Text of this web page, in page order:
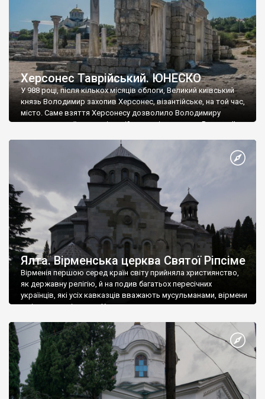
Херсонес Таврійський. ЮНЕСКО
У 988 році, після кількох місяців облоги, Великий київський
князь Володимир захопив Херсонес, візантійське, на той час,
місто. Саме взяття Херсонесу дозволило Володимиру
диктувати свої умови візантійському імператору Василю ІІ, та
Херсонесі Володимир-язичник, став Василем-християнином.
А потім було Хрещення Русі. На честь Херсонесу Таврійського
Ялта. Вірменська церква Святої Ріпсіме
Вірменія першою серед країн світу прийняла християнство,
як державну релігію, й на подив багатьох пересічних
українців, які усіх кавказців вважають мусульманами, вірмени
є відданими вірянами Христа